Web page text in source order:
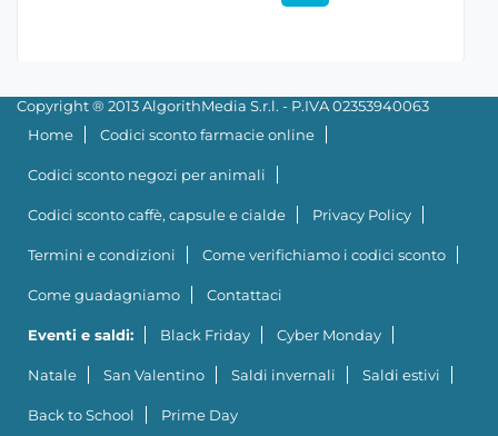
Copyright ® 2013 AlgorithMedia S.r.l. - P.IVA 02353940063
Home
Codici sconto farmacie online
Codici sconto negozi per animali
Codici sconto caffè, capsule e cialde Privacy Policy
Termini e condizioni Come verifichiamo i codici sconto
Come guadagniamo Contattaci
Eventi e saldi: Black Friday Cyber Monday
Natale San Valentino Saldi invernali Saldi estivi
Back to School Prime Day